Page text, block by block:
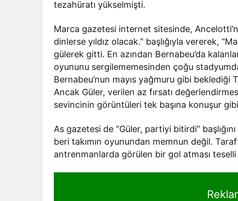
tezahüratı yükselmişti.
Marca gazetesi internet sitesinde,
dinlerse yıldız olacak.” başlığıyla vererek,
gülerek gitti. En azından Bernabeu’da
oyununu sergilememesinden çoğu
Bernabeu’nun mayıs yağmuru gibi
Ancak Güler, verilen az fırsatı
sevincinin görüntüleri tek başına konuşur
As gazetesi de “Güler, partiyi bitirdi”
beri takımın oyunundan memnun değil.
antrenmanlarda görülen bir gol atması teselli